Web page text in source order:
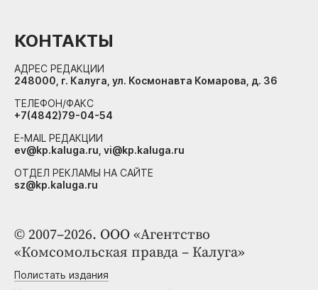
© 2007–2026. ООО «Агентство
«Комсомольская правда – Калуга»
Полистать издания
КОНТАКТЫ
АДРЕС РЕДАКЦИИ
248000, г. Калуга, ул. Космонавта Комарова, д. 36
ТЕЛЕФОН/ФАКС
+7(4842)79-04-54
E-MAIL РЕДАКЦИИ
ev@kp.kaluga.ru, vi@kp.kaluga.ru
ОТДЕЛ РЕКЛАМЫ НА САЙТЕ
sz@kp.kaluga.ru